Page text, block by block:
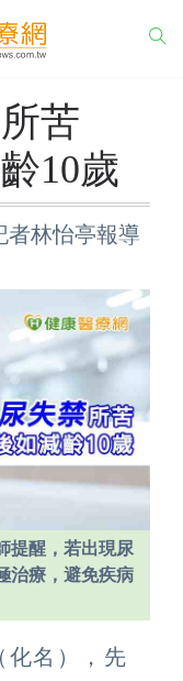
所苦
10歲
林怡亭報導
提醒，若出現尿
治療，避免疾病
化名），先